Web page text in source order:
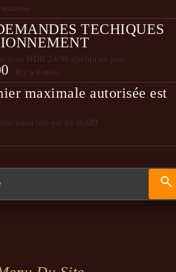
TECHIQUES
mon HDR 24/96 quelqu'un peu...
Il y a 4 mois
maximale autorisée est
autorisée est de 10MB